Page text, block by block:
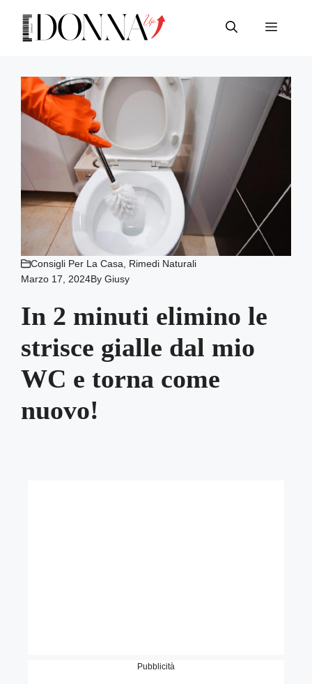
contenuto
Menu
Consigli Per La Casa, Rimedi Naturali
Marzo 17, 2024ByGiusy
In 2 minuti elimino le
strisce gialle dal mio
WC e torna come
nuovo!
Pubblicità